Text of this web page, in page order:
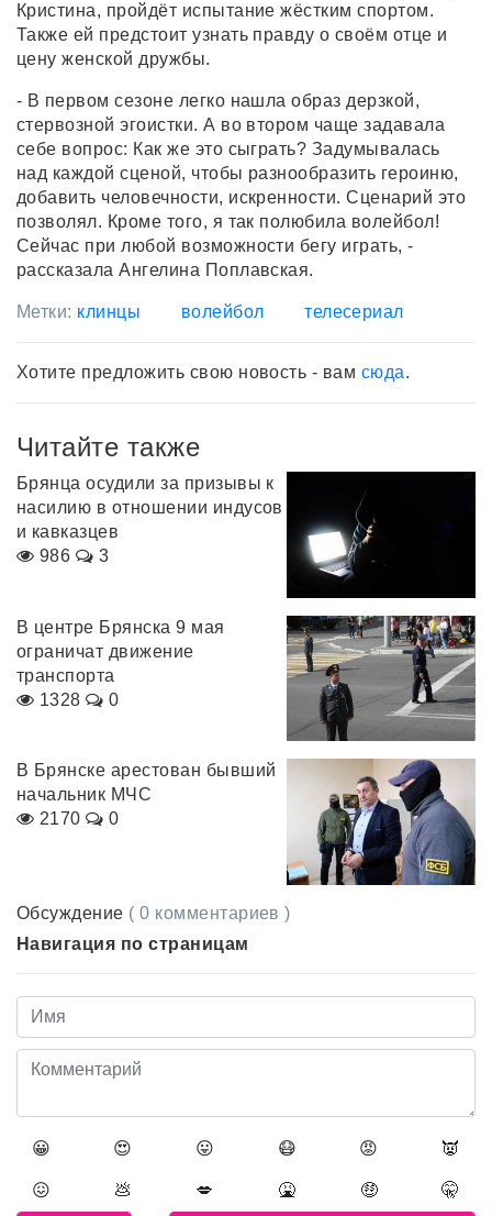
Кристина, пройдёт испытание жёстким спортом.
Также ей предстоит узнать правду о своём отце и
цену женской дружбы.
- В первом сезоне легко нашла образ дерзкой,
стервозной эгоистки. А во втором чаще задавала
себе вопрос: Как же это сыграть? Задумывалась
над каждой сценой, чтобы разнообразить героиню,
добавить человечности, искренности. Сценарий это
позволял. Кроме того, я так полюбила волейбол!
Сейчас при любой возможности бегу играть, -
рассказала Ангелина Поплавская.
Метки: клинцы волейбол телесериал
Хотите предложить свою новость - вам сюда.
Читайте также
Брянца осудили за призывы к
насилию в отношении индусов
и кавказцев
986
3
В центре Брянска 9 мая
ограничат движение
транспорта
1328
0
В Брянске арестован бывший
начальник МЧС
2170
0
Обсуждение ( 0 комментариев )
Навигация по страницам
😀 😍 😛 😷 😡 👿
😖 💩 💋 🤮 🤑 🤫